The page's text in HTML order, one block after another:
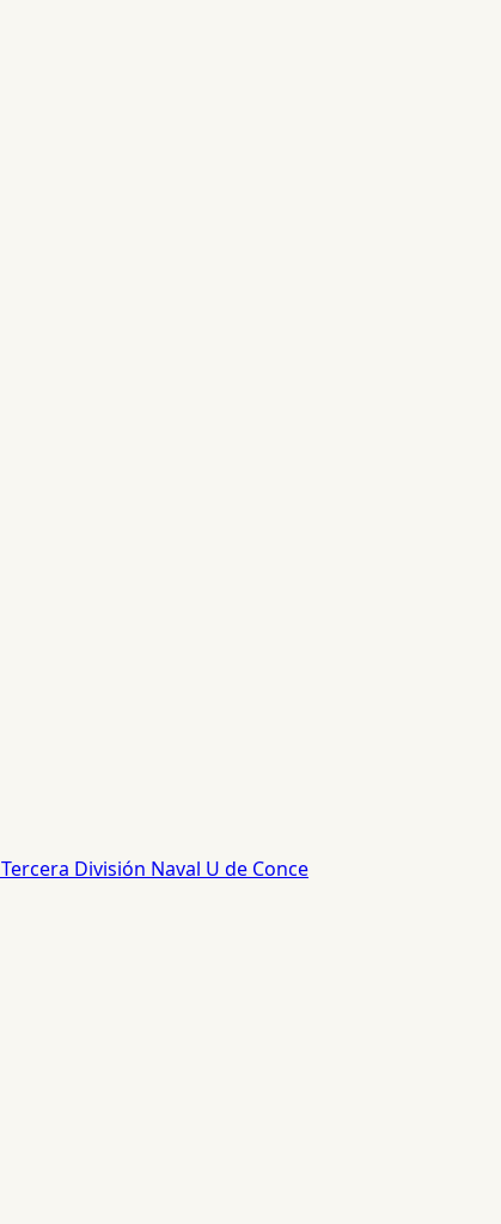
Tercera División Naval U de Conce